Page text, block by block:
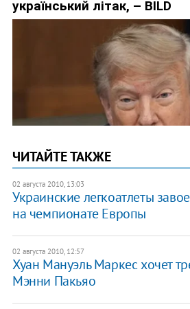
ЧИТАЙТЕ ТАКЖЕ
02 августа 2010, 13:03
Украинские легкоатлеты
на чемпионате Европы
02 августа 2010, 12:57
Хуан Мануэль Маркес хочет
Мэнни Пакьяо